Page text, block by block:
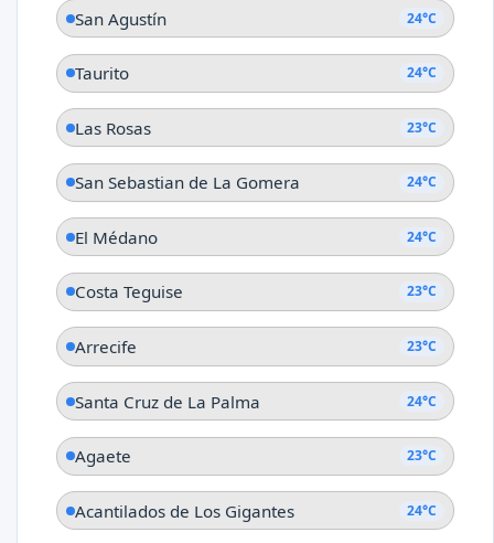
San Agustín 24°C
Taurito 24°C
Las Rosas 23°C
San Sebastian de La Gomera 24°C
El Médano 24°C
Costa Teguise 23°C
Arrecife 23°C
Santa Cruz de La Palma 24°C
Agaete 23°C
Acantilados de Los Gigantes 24°C